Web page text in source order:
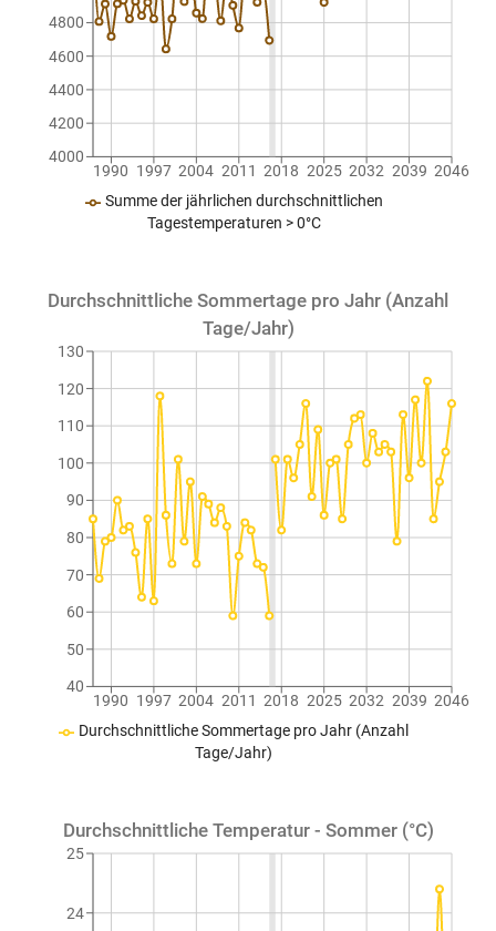
1990 1997 2004 2011 2018 2025 2032 2039 2046
4000
4200
4400
4600
4800
Summe der jährlichen durchschnittlichen
Tagestemperaturen > 0°C
Durchschnittliche Sommertage pro Jahr (Anzahl
Tage/Jahr)
1990 1997 2004 2011 2018 2025 2032 2039 2046
40
50
60
70
80
90
100
110
120
130
Durchschnittliche Sommertage pro Jahr (Anzahl
Tage/Jahr)
Durchschnittliche Temperatur - Sommer (°C)
24
25